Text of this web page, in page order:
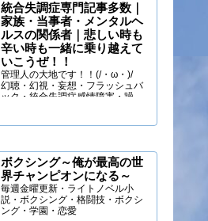
統合失調症専門記事多数｜
家族・当事者・メンタルヘ
ルスの関係者｜悲しい時も
辛い時も一緒に乗り越えて
いこうぜ！！
管理人の大地です！！(/・ω・)/
幻聴・幻視・妄想・フラッシュバ
ック・統合失調症感情障害・躁う
ボクシング～俺が最高の世
界チャンピオンになる～
毎週金曜更新・ライトノベル小
説・ボクシング・格闘技・ボクシ
ング・学園・恋愛